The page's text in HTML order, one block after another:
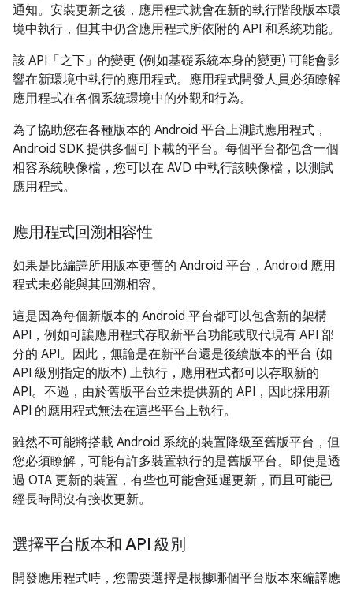
通知。安裝更新之後，應用程式就會在新的執行階段版本環
境中執行，但其中仍含應用程式所依附的 API 和系統功能。
該 API「之下」 的變更 (例如基礎系統本身的變更) 可能會影
響在新環境中執行的應用程式。應用程式開發人員必須瞭解
應用程式在各個系統環境中的外觀和行為。
為了協助您在各種版本的 Android 平台上測試應用程式，
Android SDK 提供多個可下載的平台。每個平台都包含一個
相容系統映像檔，您可以在 AVD 中執行該映像檔，以測試
應用程式。
應用程式回溯相容性
如果是比編譯所用版本更舊的 Android 平台，Android 應用
程式未必能與其回溯相容。
這是因為每個新版本的 Android 平台都可以包含新的架構
API，例如可讓應用程式存取新平台功能或取代現有 API 部
分的 API。因此，無論是在新平台還是後續版本的平台 (如
API 級別指定的版本) 上執行，應用程式都可以存取新的
API。不過，由於舊版平台並未提供新的 API，因此採用新
API 的應用程式無法在這些平台上執行。
雖然不可能將搭載 Android 系統的裝置降級至舊版平台，但
您必須瞭解，可能有許多裝置執行的是舊版平台。即使是透
過 OTA 更新的裝置，有些也可能會延遲更新，而且可能已
經長時間沒有接收更新。
選擇平台版本和 API 級別
開發應用程式時，您需要選擇是根據哪個平台版本來編譯應